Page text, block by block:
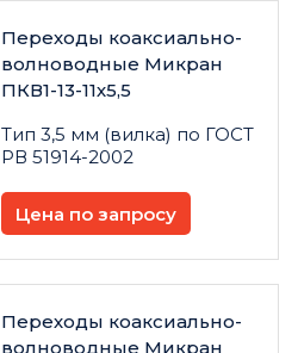
Переходы коаксиально-
волноводные Микран
ПКВ1-13-11х5,5
Тип 3,5 мм (вилка) по ГОСТ
РВ 51914-2002
Цена по запросу
Переходы коаксиально-
волноводные Микран